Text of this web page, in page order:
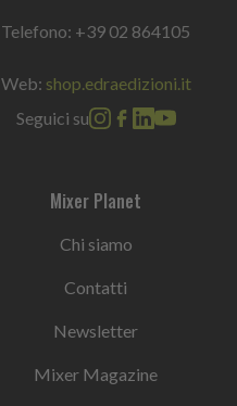
Telefono: +39 02 864105
Web: shop.edraedizioni.it
Seguici su
Mixer Planet
Chi siamo
Contatti
Newsletter
Mixer Magazine